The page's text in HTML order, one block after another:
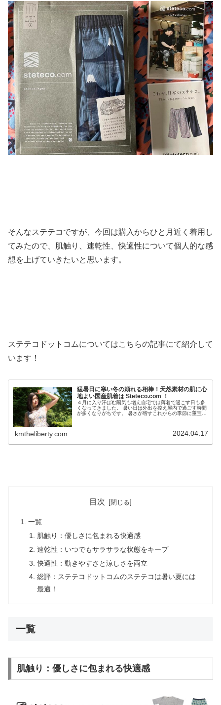
そんなステテコですが、今回は購入からひと月近く着用し
てみたので、肌触り、速乾性、快適性について個人的な感
想を上げていきたいと思います。
ステテコドットコムについてはこちらの記事にて紹介して
います！
猛暑日に寒い冬の頼れる相棒！天然素材の肌に心
地よい国産肌着は Steteco.com ！
４月に入り汗ばむ陽気も増え自宅では薄着で過ごす日も多
くなってきました。 暑い日は外出を控え屋内で過ごす時間
が多くなりがちです。 暑さが増すこれからの季節に重宝す
kmtheliberty.com 2024.04.17
目次
一覧
肌触り：優しさに包まれる快適感
速乾性：いつでもサラサラな状態をキープ
快適性：動きやすさと涼しさを両立
総評：ステテコドットコムのステテコは暑い夏には
最適！
一覧
肌触り：優しさに包まれる快適感